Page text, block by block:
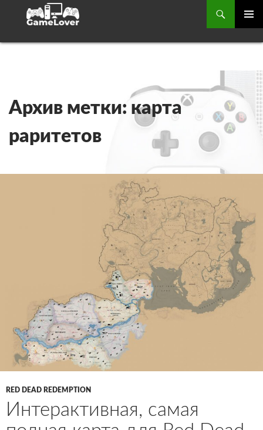
Поиск
МЕНЮ
Архив метки: карта
раритетов
RED DEAD REDEMPTION
Интерактивная, самая